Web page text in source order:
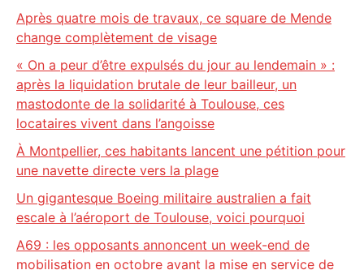
Après quatre mois de travaux, ce square de Mende
change complètement de visage
« On a peur d’être expulsés du jour au lendemain » :
après la liquidation brutale de leur bailleur, un
mastodonte de la solidarité à Toulouse, ces
locataires vivent dans l’angoisse
À Montpellier, ces habitants lancent une pétition pour
une navette directe vers la plage
Un gigantesque Boeing militaire australien a fait
escale à l’aéroport de Toulouse, voici pourquoi
A69 : les opposants annoncent un week-end de
mobilisation en octobre avant la mise en service de